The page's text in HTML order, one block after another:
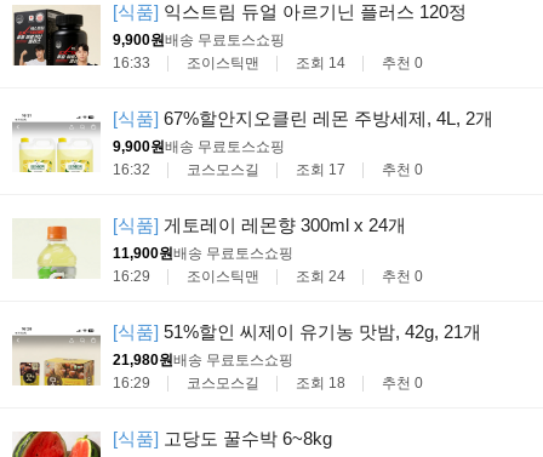
[식품] 익스트림 듀얼 아르기닌 플러스 120정
9,900원배송 무료토스쇼핑
16:33
조이스틱맨 조회 14 추천 0
[식품] 67%할안지오클린 레몬 주방세제, 4L, 2개
9,900원배송 무료토스쇼핑
16:32
코스모스길 조회 17 추천 0
[식품] 게토레이 레몬향 300ml x 24개
11,900원배송 무료토스쇼핑
16:29
조이스틱맨 조회 24 추천 0
[식품] 51%할인 씨제이 유기농 맛밤, 42g, 21개
21,980원배송 무료토스쇼핑
16:29
코스모스길 조회 18 추천 0
[식품] 고당도 꿀수박 6~8kg